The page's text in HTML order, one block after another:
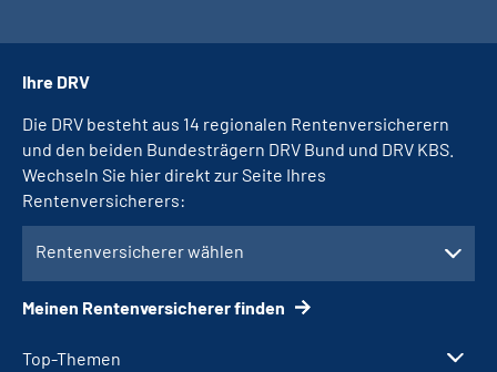
Top-Themen
Ihre DRV
Die DRV besteht aus 14 regionalen Rentenversicherern
und den beiden Bundesträgern DRV Bund und DRV KBS.
Wechseln Sie hier direkt zur Seite Ihres
Rentenversicherers:
Rentenversicherer wählen
Meinen Rentenversicherer finden